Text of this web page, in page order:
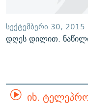
ᲡᲔᲥᲢᲔᲛᲑᲔᲠᲘ 30, 2015
დღეს დილით.
ᲘᲮ.